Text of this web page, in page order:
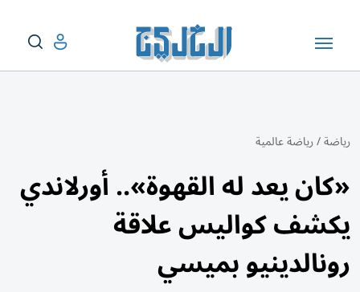
رياضة/رياضة عالمية
«كان يعد له القهوة».. أورلاندي
يكشف كواليس علاقة
رونالدينيو بميسي